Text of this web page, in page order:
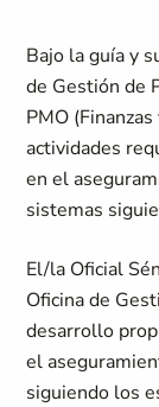
Bajo la guía y
de Gestión de
PMO
actividades
en el
sistemas
El/la Oficial
Oficina de
desarrollo
el
siguiendo los